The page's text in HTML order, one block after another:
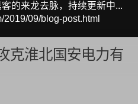
的来龙去脉，持续更新中...
09/blog-post.html
克淮北国安电力有